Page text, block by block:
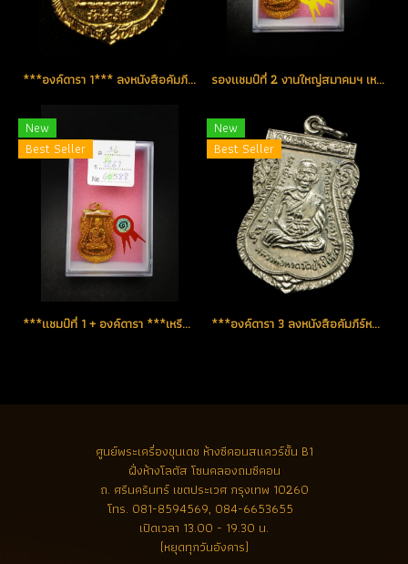
***องค์ดารา 1*** ลงหนังสือคัมภีร์หลวงพ่อทวด เล่มล่าสุด เหรียญใต้ร่มเย็น ปี 2526 เนื้อกะไหล่ทอง บล็อคหน้าหนุ่ม-หลังเลื่อน บล็อค Top หายากสุด (โชว์) รองแชมป์ที่ 2 งานใหญ่สมาคมฯ เหรียญใต้ร่มเย็น ปี 2526 บล็อคหน้าเลื่อน-หลังเลื่อน(บล็อคนิยมสุด) เหรียญกะไหล่ทอง เคลือบเรซิ่น (ขายแล้ว)
New
Best Seller
***แชมป์ที่ 1 + องค์ดารา ***เหรียญใต้ร่มเย็น ปี 2526 บล็อคหน้าเลื่อน-หลังเลื่อน(บล็อคนิยมสุด) เหรียญกะหลั่ยทอง เคลือบเรซิ่น สวยแท้หายาก (โทรถาม)
New
Best Seller
***องค์ดารา 3 ลงหนังสือคัมภีร์หลวงพ่อทวด เล่มล่าสุด***เหรียญใต้ร่มเย็น ปี 2526 บล็อคหน้าเลื่อน-หลังเสาร์ห้า(นิยม)นิเกิ้ลเดิมๆ (โทรถาม)
ศูนย์พระเครื่องขุนเดช ห้างซีคอนสแควร์ชั้น B1
ฝั่งห้างโลตัส โซนคลองถมซีคอน
ถ. ศรีนครินทร์ เขตประเวศ กรุงเทพ 10260
โทร. 081-8594569, 084-6653655
เปิดเวลา 13.00 - 19.30 น.
(หยุดทุกวันอังคาร)